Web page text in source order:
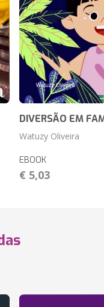
DIVERSÃO EM
Watuzy Oliveira
EBOOK
€ 5,03